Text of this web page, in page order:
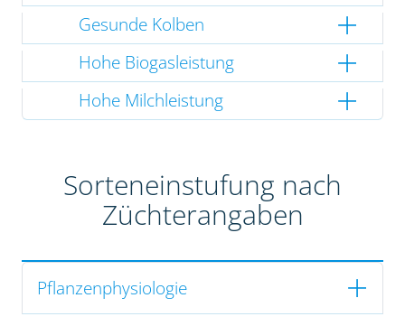
Gesunde Kolben
Hohe Biogasleistung
Hohe Milchleistung
Sorteneinstufung nach
Züchterangaben
Pflanzenphysiologie